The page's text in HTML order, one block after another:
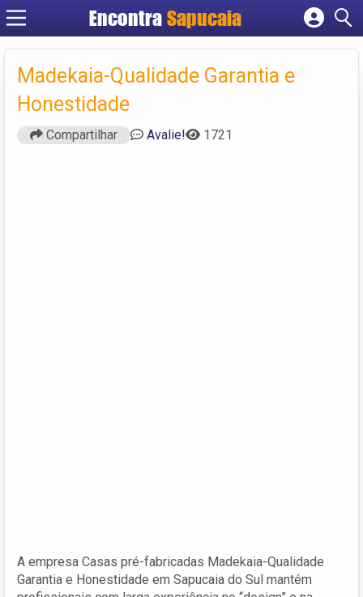
Encontra
Cadastrar empresa
Criar conta
Madekaia-Qualidade Garantia e
Honestidade
Compartilhar Avalie! 1721
A empresa Casas pré-fabricadas Madekaia-Qualidade
Garantia e Honestidade em Sapucaia do Sul mantém